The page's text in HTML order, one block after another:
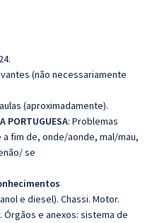
(não necessariamente
(aproximadamente).
PORTUGUESA: Problemas
fim de, onde/aonde, mal/mau,
se
e diesel). Chassi. Motor.
e anexos: sistema de